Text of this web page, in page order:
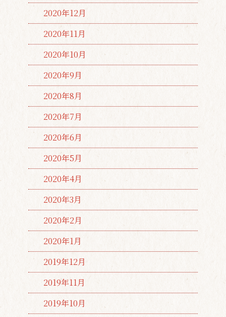
2020年12月
2020年11月
2020年10月
2020年9月
2020年8月
2020年7月
2020年6月
2020年5月
2020年4月
2020年3月
2020年2月
2020年1月
2019年12月
2019年11月
2019年10月